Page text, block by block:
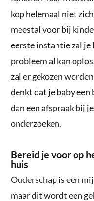
kop helemaal niet
meestal voor bij
eerste instantie zal
probleem al kan
zal er gekozen
denkt dat je baby een
dan een afspraak bij
onderzoeken.
Bereid je voor op
huis
Ouderschap is een
maar dit wordt een